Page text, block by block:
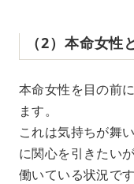
（2）本命女
本命女性を目の前
ます。
これは気持ちが舞
に関心を引きたい
働いている状況です